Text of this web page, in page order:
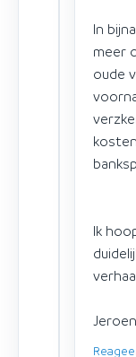
In
meer
oude
Ik